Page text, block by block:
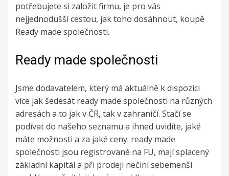
potřebujete si založit firmu, je pro vás
nejjednodušší cestou, jak toho dosáhnout, koupě
Ready made společnosti.
Ready made společnosti
Jsme dodavatelem, který má aktuálně k dispozici
více jak šedesát ready made společnosti na různých
adresách a to jak v ČR, tak v zahraničí. Stačí se
podívat do našeho seznamu a ihned uvidíte, jaké
máte možnosti a za jaké ceny. ready made
společnosti jsou registrované na FU, mají splacený
základní kapitál a při prodeji nečiní sebemenší